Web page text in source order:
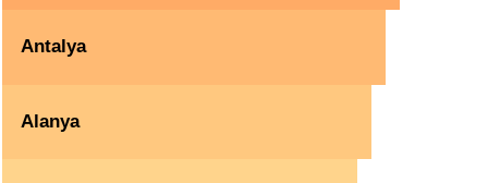
Antalya
Alanya